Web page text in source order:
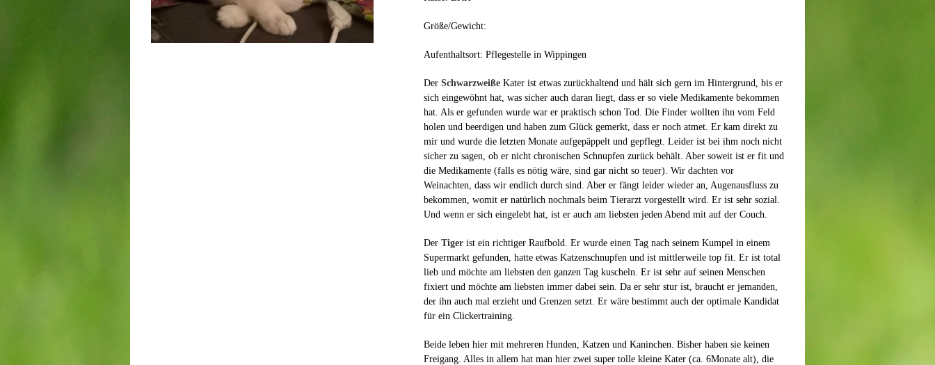
Größe/Gewicht:
Aufenthaltsort: Pflegestelle in Wippingen
Der SchwarzweißeKater ist etwas zurückhaltend und hält sich gern im Hintergrund, bis er
sich eingewöhnt hat, was sicher auch daran liegt, dass er so viele Medikamente bekommen
hat. Als er gefunden wurde war er praktisch schon Tod. Die Finder wollten ihn vom Feld
holen und beerdigen und haben zum Glück gemerkt, dass er noch atmet. Er kam direkt zu
mir und wurde die letzten Monate aufgepäppelt und gepflegt. Leider ist bei ihm noch nicht
sicher zu sagen, ob er nicht chronischen Schnupfen zurück behält. Aber soweit ist er fit und
die Medikamente (falls es nötig wäre, sind gar nicht so teuer). Wir dachten vor
Weinachten, dass wir endlich durch sind. Aber er fängt leider wieder an, Augenausfluss zu
bekommen, womit er natürlich nochmals beim Tierarzt vorgestellt wird. Er ist sehr sozial.
Und wenn er sich eingelebt hat, ist er auch am liebsten jeden Abend mit auf der Couch.
Der Tigerist ein richtiger Raufbold. Er wurde einen Tag nach seinem Kumpel in einem
Supermarkt gefunden, hatte etwas Katzenschnupfen und ist mittlerweile top fit. Er ist total
lieb und möchte am liebsten den ganzen Tag kuscheln. Er ist sehr auf seinen Menschen
fixiert und möchte am liebsten immer dabei sein. Da er sehr stur ist, braucht er jemanden,
der ihn auch mal erzieht und Grenzen setzt. Er wäre bestimmt auch der optimale Kandidat
für ein Clickertraining.
Beide leben hier mit mehreren Hunden, Katzen und Kaninchen. Bisher haben sie keinen
Freigang. Alles in allem hat man hier zwei super tolle kleine Kater (ca. 6Monate alt), die